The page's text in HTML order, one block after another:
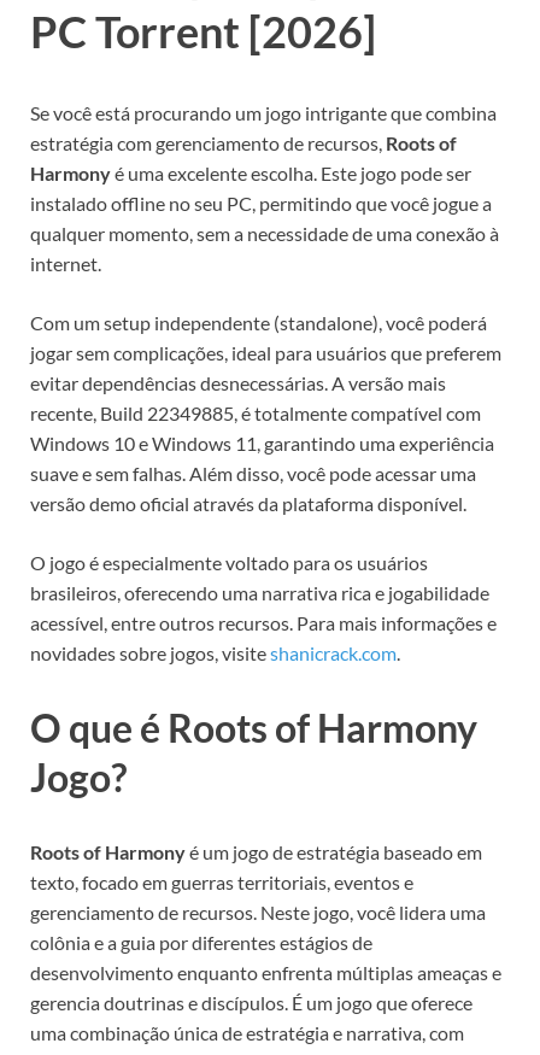
PC Torrent [2026]
Se você está procurando um jogo intrigante que combina
estratégia com gerenciamento de recursos, Roots of
Harmonyé uma excelente escolha. Este jogo pode ser
instalado offline no seu PC, permitindo que você jogue a
qualquer momento, sem a necessidade de uma conexão à
internet.
Com um setup independente (standalone), você poderá
jogar sem complicações, ideal para usuários que preferem
evitar dependências desnecessárias. A versão mais
recente, Build 22349885, é totalmente compatível com
Windows 10 e Windows 11, garantindo uma experiência
suave e sem falhas. Além disso, você pode acessar uma
versão demo oficial através da plataforma disponível.
O jogo é especialmente voltado para os usuários
brasileiros, oferecendo uma narrativa rica e jogabilidade
acessível, entre outros recursos. Para mais informações e
novidades sobre jogos, visiteshanicrack.com.
O que é Roots of Harmony
Jogo?
Roots of Harmonyé um jogo de estratégia baseado em
texto, focado em guerras territoriais, eventos e
gerenciamento de recursos. Neste jogo, você lidera uma
colônia e a guia por diferentes estágios de
desenvolvimento enquanto enfrenta múltiplas ameaças e
gerencia doutrinas e discípulos. É um jogo que oferece
uma combinação única de estratégia e narrativa, com